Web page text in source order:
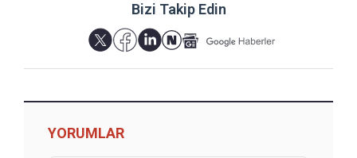
Bizi Takip Edin
YORUMLAR